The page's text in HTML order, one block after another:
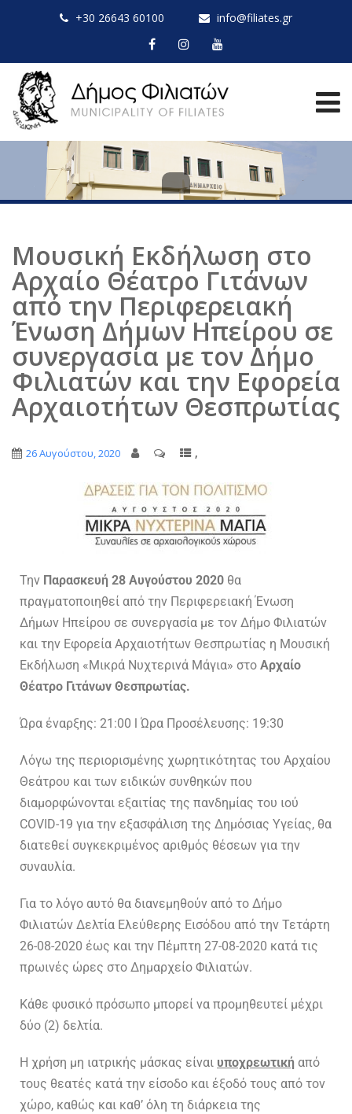
+30 26643 60100 info@filiates.gr
Μουσική Εκδήλωση στο
Αρχαίο Θέατρο Γιτάνων
από την Περιφερειακή
Ένωση Δήμων Ηπείρου σε
συνεργασία με τον Δήμο
Φιλιατών και την Εφορεία
Αρχαιοτήτων Θεσπρωτίας
26 Αυγούστου, 2020 ,
Την Παρασκευή 28 Αυγούστου 2020 θα
πραγματοποιηθεί από την Περιφερειακή Ένωση
Δήμων Ηπείρου σε συνεργασία με τον Δήμο Φιλιατών
και την Εφορεία Αρχαιοτήτων Θεσπρωτίας η Μουσική
Εκδήλωση «Μικρά Νυχτερινά Μάγια» στο Αρχαίο
Θέατρο Γιτάνων Θεσπρωτίας.
Ώρα έναρξης: 21:00 l Ώρα Προσέλευσης: 19:30
Λόγω της περιορισμένης χωρητικότητας του Αρχαίου
Θεάτρου και των ειδικών συνθηκών που
διαμορφώνονται εξαιτίας της πανδημίας του ιού
COVID-19 για την εξασφάλιση της Δημόσιας Υγείας, θα
διατεθεί συγκεκριμένος αριθμός θέσεων για την
συναυλία.
Για το λόγο αυτό θα διανεμηθούν από το Δήμο
Φιλιατών Δελτία Ελεύθερης Εισόδου από την Τετάρτη
26-08-2020 έως και την Πέμπτη 27-08-2020 κατά τις
πρωινές ώρες στο Δημαρχείο Φιλιατών.
Kάθε φυσικό πρόσωπο μπορεί να προμηθευτεί μέχρι
δύο (2) δελτία.
H χρήση μη ιατρικής μάσκας είναι υποχρεωτική από
τους θεατές κατά την είσοδο και έξοδό τους από τον
χώρο, καθώς και καθ’ όλη τη διάρκεια της